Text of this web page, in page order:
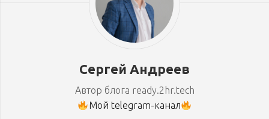
Сергей Андреев
Автор блога ready.2hr.tech
Мой telegram-канал